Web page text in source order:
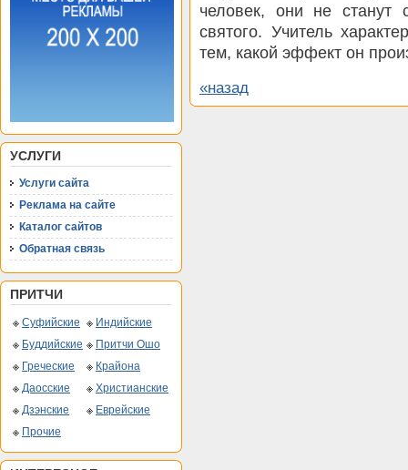
УСЛУГИ
Услуги сайта
Реклама на сайте
Каталог сайтов
Обратная связь
ПРИТЧИ
Суфийские
Индийские
Буддийские
Притчи Ошо
Греческие
Крайона
Даосские
Христианские
Дзэнские
Еврейские
Прочие
человек, они не станут
святого. Учитель
тем, какой эффект он
«назад